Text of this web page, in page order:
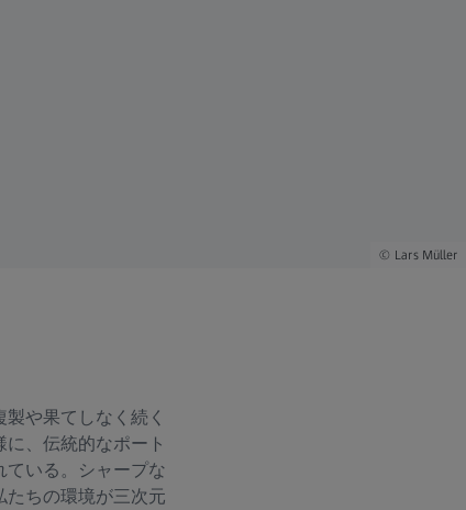
Lars Müller
や果てしなく続く
、伝統的なポート
ている。シャープな
ちの環境が三次元